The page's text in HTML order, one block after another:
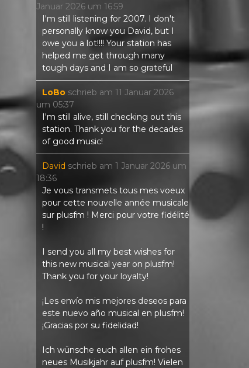
Januar 2026 um 16:59
I'm still listening for 2007. I don't
personally know you David, but I
owe you a lot!!!! Your station has
helped me get through many
tough days and I am so grateful
LoBo schrieb am 11 Januar 2026
um 05:37
I'm still alive, still checking out this
station. Thank you for the decades
of good music!
David schrieb am 1 Januar 2026 um
18:36
Je vous transmets tous mes voeux
pour cette nouvelle année musicale
sur plusfm ! Merci pour votre fidélité
!
I send you all my best wishes for
this new musical year on plusfm!
Thank you for your loyalty!
¡Les envío mis mejores deseos para
este nuevo año musical en plusfm!
¡Gracias por su fidelidad!
Ich wünsche euch allen ein frohes
neues Musikjahr auf plusfm! Vielen